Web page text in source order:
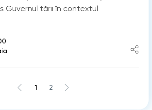
Guvernul țării în contextul
1 2